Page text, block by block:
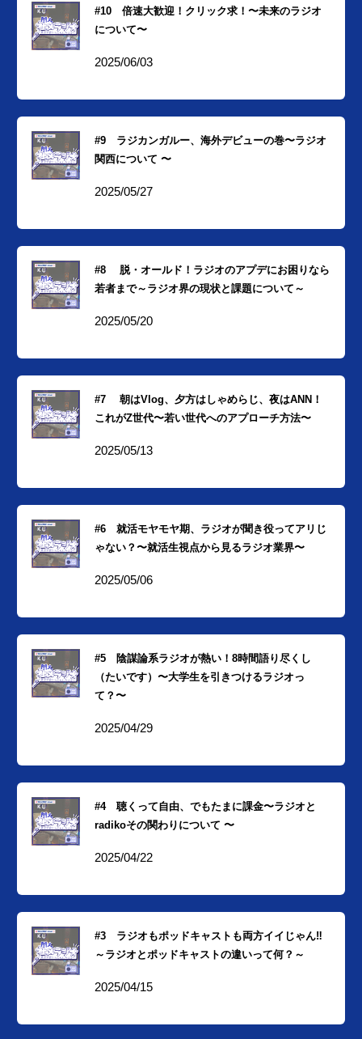
#10 倍速大歓迎！クリック求！〜未来のラジオ
について〜
2025/06/03
#9 ラジカンガルー、海外デビューの巻〜ラジオ
関西について 〜
2025/05/27
#8 脱・オールド！ラジオのアプデにお困りなら
若者まで～ラジオ界の現状と課題について～
2025/05/20
#7 朝はVlog、夕方はしゃめらじ、夜はANN！
これがZ世代〜若い世代へのアプローチ方法〜
2025/05/13
#6 就活モヤモヤ期、ラジオが聞き役ってアリじ
ゃない？〜就活生視点から見るラジオ業界〜
2025/05/06
#5 陰謀論系ラジオが熱い！8時間語り尽くし
（たいです）〜大学生を引きつけるラジオっ
て？〜
2025/04/29
#4 聴くって自由、でもたまに課金〜ラジオと
radikoその関わりについて 〜
2025/04/22
#3 ラジオもポッドキャストも両方イイじゃん‼︎
～ラジオとポッドキャストの違いって何？～
2025/04/15